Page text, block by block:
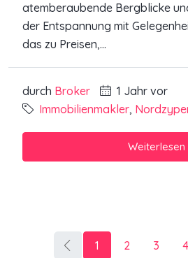
atemberaubende Bergblicke
der Entspannung mit
das zu Preisen,...
durch Broker
1 Jahr vor
Immobilienmakler,
Weiterlesen
1 2 3 4